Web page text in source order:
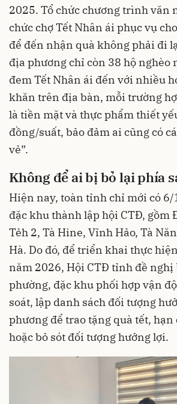
2025. Tổ chức chương trình văn
chức chợ Tết Nhân ái phục vụ
để đến nhận quà không phải đi
địa phương chỉ còn 38 hộ nghèo
đem Tết Nhân ái đến với nhiều
khăn trên địa bàn, mỗi trường
là tiền mặt và thực phẩm thiết
đồng/suất, bảo đảm ai cũng có
vẻ”.
Không để ai bị bỏ lại phía
Hiện nay, toàn tỉnh chỉ mới có 6/
đặc khu thành lập hội CTĐ, gồm
Tẻh 2, Tà Hine, Vĩnh Hảo, Tà
Hà. Do đó, để triển khai thực
năm 2026, Hội CTĐ tỉnh đề nghị
phường, đặc khu phối hợp vận
soát, lập danh sách đối tượng
phương để trao tặng quà tết,
hoặc bỏ sót đối tượng hưởng lợi.